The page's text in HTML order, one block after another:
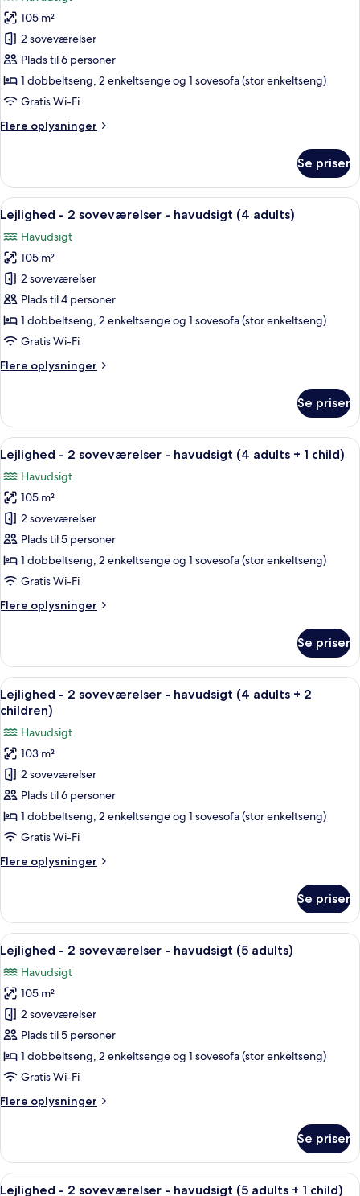
(3
adults
+
2
children)
af
Lejlighed
-
havudsigt
(3
+
105 m²
2 soveværelser
Plads til 6 personer
1 dobbeltseng, 2 enkeltsenge og 1 sovesofa (stor enkeltseng)
Gratis Wi-Fi
Flere oplysninger
Flere
-
havudsigt
(3
adults
+
3
children)
Se priser
Indlæs
alle
billeder
af
Lejlighed
-
2
soveværelser
havudsigt
2 soveværelser, pengeskab på
11
Lejlighed - 2 soveværelser - havudsigt (4 adults)
Havudsigt
105 m²
2 soveværelser
Plads til 4 personer
1 dobbeltseng, 2 enkeltsenge og 1 sovesofa (stor enkeltseng)
Gratis Wi-Fi
Flere oplysninger
Flere
-
soveværelser
havudsigt
(4
adults)
Se priser
Indlæs
alle
billeder
af
Lejlighed
-
2
soveværelser
havudsigt
+
1
child)
2 soveværelser, pengeskab på
10
Lejlighed - 2 soveværelser - havudsigt (4 adults + 1 child)
Havudsigt
105 m²
2 soveværelser
Plads til 5 personer
1 dobbeltseng, 2 enkeltsenge og 1 sovesofa (stor enkeltseng)
Gratis Wi-Fi
Flere oplysninger
Flere
-
soveværelser
-
havudsigt
(4
adults
+
child)
Se priser
Indlæs
alle
billeder
af
Lejlighed
-
2
soveværelser
-
(4
2
children)
2 soveværelser, pengeskab på
10
Lejlighed - 2 soveværelser - havudsigt (4 adults + 2
children)
Havudsigt
103 m²
2 soveværelser
Plads til 6 personer
1 dobbeltseng, 2 enkeltsenge og 1 sovesofa (stor enkeltseng)
Gratis Wi-Fi
Flere oplysninger
Flere
-
soveværelser
havudsigt
(4
adults
+
2
children)
Se priser
Indlæs
alle
billeder
af
Lejlighed
-
2
soveværelser
havudsigt
2 soveværelser, pengeskab på
10
Lejlighed - 2 soveværelser - havudsigt (5 adults)
Havudsigt
105 m²
2 soveværelser
Plads til 5 personer
1 dobbeltseng, 2 enkeltsenge og 1 sovesofa (stor enkeltseng)
Gratis Wi-Fi
Flere oplysninger
Flere
-
soveværelser
Se priser
Indlæs
2 soveværelser, pengeskab på
10
Lejlighed - 2 soveværelser - havudsigt (5 adults + 1 child)